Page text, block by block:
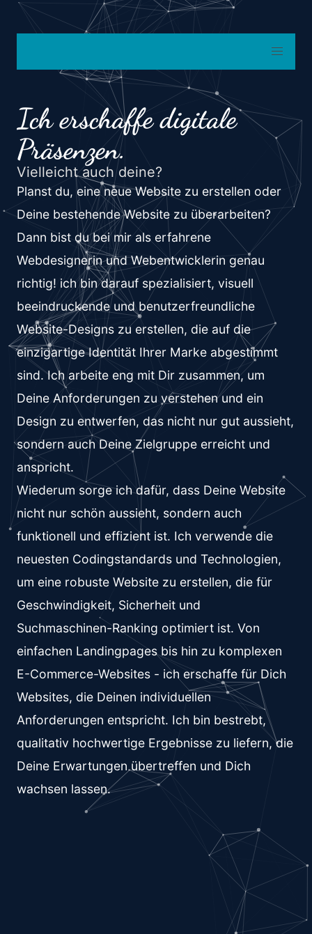
Ich erschaffe digitale
Präsenzen.
Vielleicht auch deine?
Planst du, eine neue Website zu erstellen oder
Deine bestehende Website zu überarbeiten?
Dann bist du bei mir als erfahrene
Webdesignerin und Webentwicklerin genau
richtig! ich bin darauf spezialisiert, visuell
beeindruckende und benutzerfreundliche
Website-Designs zu erstellen, die auf die
einzigartige Identität Ihrer Marke abgestimmt
sind. Ich arbeite eng mit Dir zusammen, um
Deine Anforderungen zu verstehen und ein
Design zu entwerfen, das nicht nur gut aussieht,
sondern auch Deine Zielgruppe erreicht und
anspricht.
Wiederum sorge ich dafür, dass Deine Website
nicht nur schön aussieht, sondern auch
funktionell und effizient ist. Ich verwende die
neuesten Codingstandards und Technologien,
um eine robuste Website zu erstellen, die für
Geschwindigkeit, Sicherheit und
Suchmaschinen-Ranking optimiert ist. Von
einfachen Landingpages bis hin zu komplexen
E-Commerce-Websites - ich erschaffe für Dich
Websites, die Deinen individuellen
Anforderungen entspricht. Ich bin bestrebt,
qualitativ hochwertige Ergebnisse zu liefern, die
Deine Erwartungen übertreffen und Dich
wachsen lassen.
Hi, Ich bin Melanie
und seit 6 Jahren leidenschaftliche